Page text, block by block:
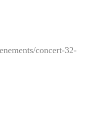
concert-32-